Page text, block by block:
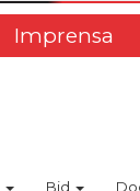
Imprensa
Bid